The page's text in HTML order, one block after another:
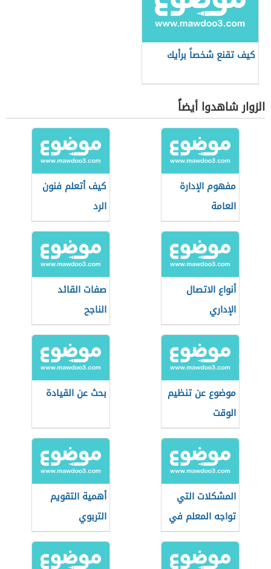
كيف تقنع شخصاً برأيك
الزوار شاهدوا أيضاً
مفهوم الإدارة
العامة
كيف أتعلم فنون
الرد
أنواع الاتصال
الإداري
صفات القائد
الناجح
موضوع عن تنظيم
الوقت
بحث عن القيادة
المشكلات التي
تواجه المعلم في
إدارة الصف
أهمية التقويم
التربوي